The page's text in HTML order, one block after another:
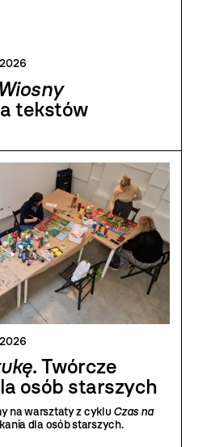
Wiosny
tekstów
. Twórcze
osób starszych
na warsztaty z cyklu Czas na
dla osób starszych.